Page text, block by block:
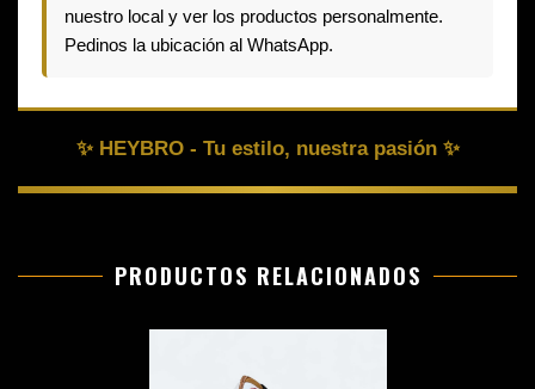
nuestro local y ver los productos personalmente.
Pedinos la ubicación al WhatsApp.
✨ HEYBRO - Tu estilo, nuestra pasión ✨
PRODUCTOS RELACIONADOS